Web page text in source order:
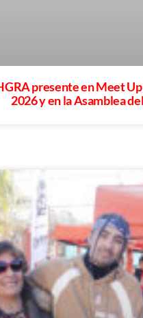
presente en Meet
2026 y en la Asamblea